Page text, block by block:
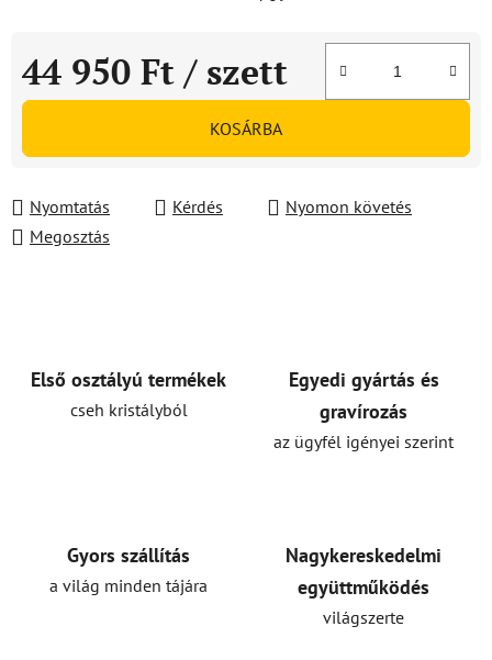
44 950 Ft / szett
Egységár:
KOSÁRBA
Nyomtatás Kérdés
Nyomon követés
Megosztás
Első osztályú termékek
cseh kristályból
Egyedi gyártás és
gravírozás
az ügyfél igényei szerint
Gyors szállítás
a világ minden tájára
Nagykereskedelmi
együttműködés
világszerte